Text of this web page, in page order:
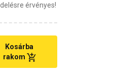
érvényes!
Kosárba
rakom